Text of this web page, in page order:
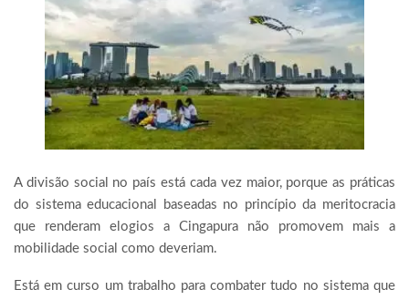
A divisão social no país está cada vez maior, porque as práticas
do sistema educacional baseadas no princípio da meritocracia
que renderam elogios a Cingapura não promovem mais a
mobilidade social como deveriam.
Está em curso um trabalho para combater tudo no sistema que